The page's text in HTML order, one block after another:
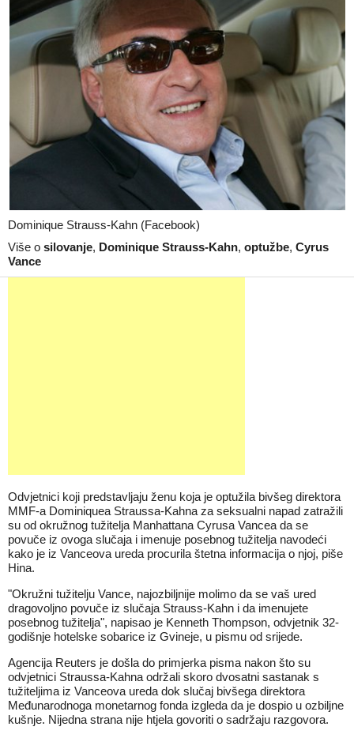
Dominique Strauss-Kahn (Facebook)
Više o silovanje, Dominique Strauss-Kahn, optužbe, Cyrus
Vance
Odvjetnici koji predstavljaju ženu koja je optužila bivšeg direktora
MMF-a Dominiquea Straussa-Kahna za seksualni napad zatražili
su od okružnog tužitelja Manhattana Cyrusa Vancea da se
povuče iz ovoga slučaja i imenuje posebnog tužitelja navodeći
kako je iz Vanceova ureda procurila štetna informacija o njoj, piše
Hina.
"Okružni tužitelju Vance, najozbiljnije molimo da se vaš ured
dragovoljno povuče iz slučaja Strauss-Kahn i da imenujete
posebnog tužitelja", napisao je Kenneth Thompson, odvjetnik 32-
godišnje hotelske sobarice iz Gvineje, u pismu od srijede.
Agencija Reuters je došla do primjerka pisma nakon što su
odvjetnici Straussa-Kahna održali skoro dvosatni sastanak s
tužiteljima iz Vanceova ureda dok slučaj bivšega direktora
Međunarodnoga monetarnog fonda izgleda da je dospio u ozbiljne
kušnje. Nijedna strana nije htjela govoriti o sadržaju razgovora.